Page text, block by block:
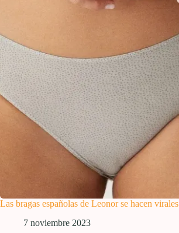
Las bragas españolas de Leonor se hacen virales
7 noviembre 2023